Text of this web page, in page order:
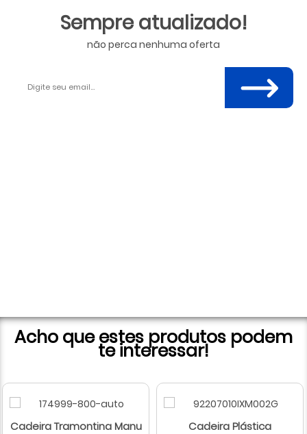
Sempre atualizado!
não perca nenhuma oferta
Acho que estes produtos podem
te interessar!
Cadeira Tramontina Manu
Cadeira Plástica